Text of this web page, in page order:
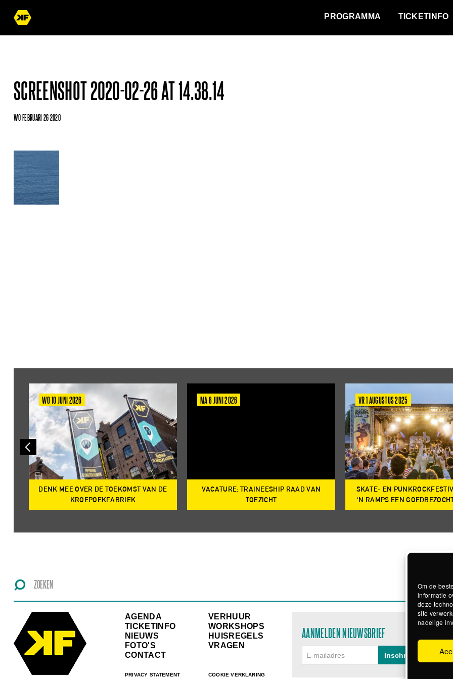
Om de
informatie
deze
site
nadelige
PROGRAMMA TICKETINFO
SCREENSHOT 2020-02-26 AT 14.38.14
WO FEBRUARI 26 2020
WO 10 JUNI 2026
DENK MEE OVER DE TOEKOMST VAN DE
KROEPOEKFABRIEK
MA 8 JUNI 2026
VACATURE: TRAINEESHIP RAAD VAN
TOEZICHT
VR 1 AUGUSTUS 2025
SKATE- EN
‘N RAMPS EEN
AGENDA
TICKETINFO
NIEUWS
FOTO'S
CONTACT
PRIVACY STATEMENT
VERHUUR
WORKSHOPS
HUISREGELS
VRAGEN
COOKIE VERKLARING
AANMELDEN NIEUWSBRIEF